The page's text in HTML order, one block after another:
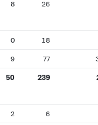
8 26
0 18
9 77
50 239
2 6